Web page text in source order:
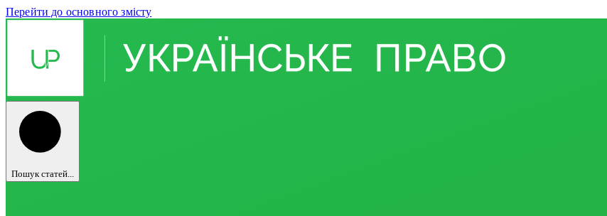
Перейти до основного змісту
Пошук статей...